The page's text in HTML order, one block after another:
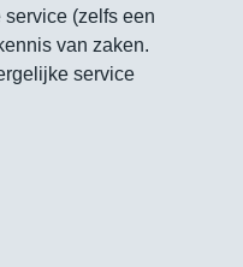
(zelfs een
van zaken.
service